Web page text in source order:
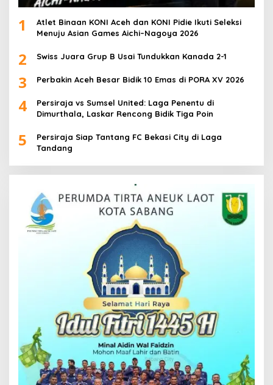
1
Atlet Binaan KONI Aceh dan KONI Pidie Ikuti Seleksi
Menuju Asian Games Aichi–Nagoya 2026
2 Swiss Juara Grup B Usai Tundukkan Kanada 2-1
3 Perbakin Aceh Besar Bidik 10 Emas di PORA XV 2026
4
Persiraja vs Sumsel United: Laga Penentu di
Dimurthala, Laskar Rencong Bidik Tiga Poin
5
Persiraja Siap Tantang FC Bekasi City di Laga
Tandang